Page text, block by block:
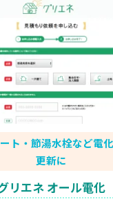
ト・節湯水栓など電
更新に
リエネ オール電化